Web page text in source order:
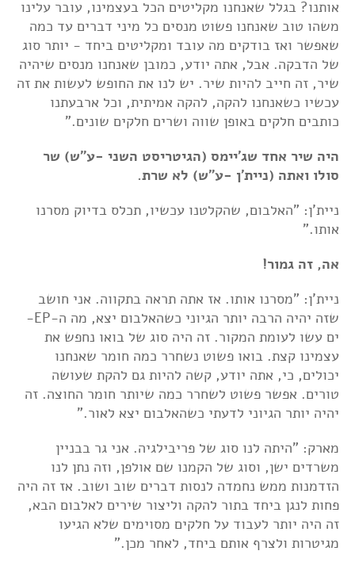
אותנו? בגלל שאנחנו מקליטים הכל בעצמינו, עובר עלינו
משהו טוב שאנחנו פשוט מנסים כל מיני דברים עד כמה
שאפשר ואז בודקים מה עובד ומקליטים ביחד - יותר סוג
של הדבקה. אבל, אתה יודע, כמובן שאנחנו מנסים שיהיה
שיר, זה חייב להיות שיר. יש לנו את החופש לעשות את זה
עכשיו כשאנחנו להקה, להקה אמיתית, וכל ארבעתנו
כותבים חלקים באופן שווה ושרים חלקים שונים."
היה שיר אחד שג'יימס (הגיטריסט השני -ע"ש) שר
סולו ואתה (ניית'ן -ע"ש) לא שרת.
ניית'ן: "האלבום, שהקלטנו עכשיו, תכלס בדיוק מסרנו
אותו."
אה, זה גמור!
ניית'ן: "מסרנו אותו. אז אתה תראה בתקווה. אני חושב
שזה יהיה הרבה יותר הגיוני כשהאלבום יצא, מה ה-EP-
ים עשו לעומת המקור. זה היה סוג של בואו נחפש את
עצמינו קצת. בואו פשוט נשחרר כמה חומר שאנחנו
יכולים, כי, אתה יודע, קשה להיות גם להקת שעושה
טורים. אפשר פשוט לשחרר כמה שיותר חומר החוצה. זה
יהיה יותר הגיוני לדעתי כשהאלבום יצא לאור."
מארק: "היתה לנו סוג של פריבילגיה. אני גר בבניין
משרדים ישן, וסוג של הקמנו שם אולפן, וזה נתן לנו
הזדמנות ממש נחמדה לנסות דברים שוב ושוב. אז זה היה
פחות לנגן ביחד בתור להקה וליצור שירים לאלבום הבא,
זה היה יותר לעבוד על חלקים מסוימים שלא הגיעו
מגיטרות ולצרף אותם ביחד, לאחר מכן."